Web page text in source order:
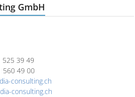
GmbH
525 39 49
49 00
consulting.ch
consulting.ch